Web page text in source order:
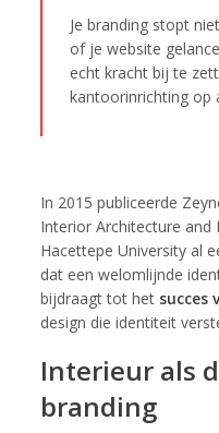
Je branding stopt
of je website
echt kracht bij te
kantoorinrichting op
In 2015 publiceerde
Interior Architecture and
Hacettepe University al
dat een welomlijnde
bijdraagt tot het succes
design die identiteit
Interieur als
branding